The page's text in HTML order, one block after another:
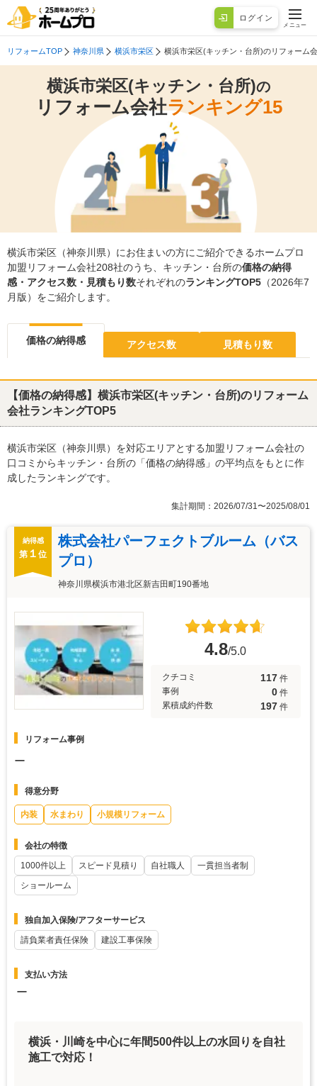
ログイン
メニュー
リフォームTOP 神奈川県 横浜市栄区 横浜市栄区(キッチン・台所)のリフォーム
横浜市栄区(キッチン・台所)の
リフォーム会社ランキング15
横浜市栄区（神奈川県）にお住まいの方にご紹介できるホームプロ
加盟リフォーム会社208社のうち、キッチン・台所の価格の納得
感・アクセス数・見積もり数それぞれのランキングTOP5 （2026年7
月版）をご紹介します。
価格の納得感 アクセス数 見積もり数
【価格の納得感】横浜市栄区(キッチン・台所)のリフォーム
会社ランキングTOP5
横浜市栄区（神奈川県）を対応エリアとする加盟リフォーム会社の
口コミからキッチン・台所の「価格の納得感」の平均点をもとに作
成したランキングです。
集計期間：2026/07/31〜2025/08/01
納得感
第 １ 位
株式会社パーフェクトブルーム（バス
プロ）
神奈川県横浜市港北区新吉田町190番地
4.8/5.0
クチコミ 117 件
事例
0 件
累積成約件数
197 件
リフォーム事例
ー
得意分野
内装 水まわり 小規模リフォーム
会社の特徴
1000件以上
スピード見積り 自社職人
一貫担当者制
ショールーム
独自加入保険/アフターサービス
請負業者責任保険
建設工事保険
支払い方法
ー
横浜・川崎を中心に年間500件以上の水回りを自社
施工で対応！